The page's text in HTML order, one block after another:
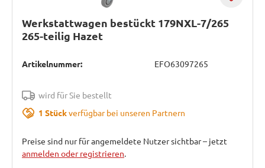
Werkstattwagen bestückt 179NXL-7/265
265-teilig Hazet
Artikelnummer: EFO63097265
wird für Sie bestellt
1 Stückverfügbar bei unseren Partnern
Preise sind nur für angemeldete Nutzer sichtbar – jetzt
anmelden oder registrieren.